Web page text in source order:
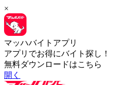
×
マッハバイトアプリ
アプリでお得にバイト探し！
無料ダウンロードはこちら
開く